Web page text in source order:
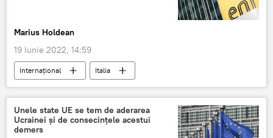
Marius Holdean
19 Iunie 2022, 14:59
Internaţional
Italia
sancțiuni antirusești
gaz natural
Unele state UE se tem de aderarea
Ucrainei și de consecințele acestui
demers